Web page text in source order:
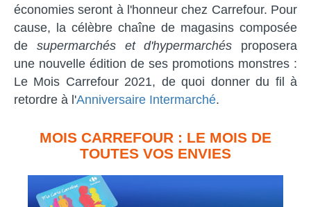
économies seront à l'honneur chez Carrefour. Pour
cause, la célèbre chaîne de magasins composée
de supermarchés et d'hypermarchés proposera
une nouvelle édition de ses promotions monstres :
Le Mois Carrefour 2021, de quoi donner du fil à
retordre à l'Anniversaire Intermarché.
MOIS CARREFOUR : LE MOIS DE
TOUTES VOS ENVIES